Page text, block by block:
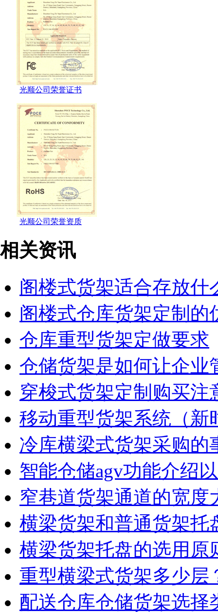
光顺公司荣誉证书
光顺公司荣誉资质
相关资讯
阁楼式货架适合存放什
阁楼式仓库货架定制的
仓库重型货架定做要求
仓储货架是如何让企业
穿梭式货架定制购买注
移动重型货架系统（新
冷库横梁式货架采购的
智能仓储agv功能介绍
窄巷道货架通道的宽度
横梁货架和普通货架托
横梁货架托盘的选用原
重型横梁式货架多少层
配送仓库仓储货架选择